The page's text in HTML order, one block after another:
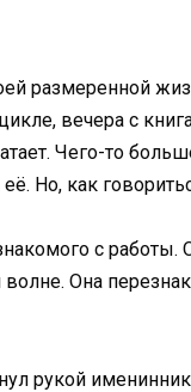
размеренной
вечера с
Чего-то
Но, как
с
волне. Она
рукой